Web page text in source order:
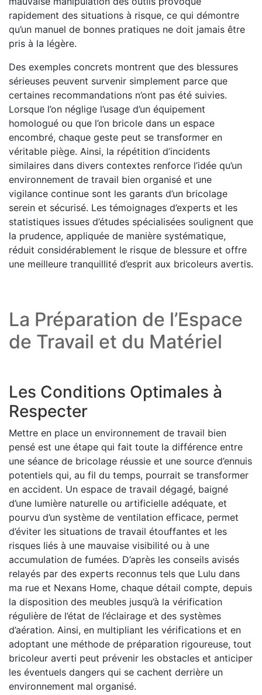
rapidement des situations à risque, ce qui démontre
qu’un manuel de bonnes pratiques ne doit jamais être
pris à la légère.
Des exemples concrets montrent que des blessures
sérieuses peuvent survenir simplement parce que
certaines recommandations n’ont pas été suivies.
Lorsque l’on néglige l’usage d’un équipement
homologué ou que l’on bricole dans un espace
encombré, chaque geste peut se transformer en
véritable piège. Ainsi, la répétition d’incidents
similaires dans divers contextes renforce l’idée qu’un
environnement de travail bien organisé et une
vigilance continue sont les garants d’un bricolage
serein et sécurisé. Les témoignages d’experts et les
statistiques issues d’études spécialisées soulignent que
la prudence, appliquée de manière systématique,
réduit considérablement le risque de blessure et offre
une meilleure tranquillité d’esprit aux bricoleurs avertis.
La Préparation de l’Espace
de Travail et du Matériel
Les Conditions Optimales à
Respecter
Mettre en place un environnement de travail bien
pensé est une étape qui fait toute la différence entre
une séance de bricolage réussie et une source d’ennuis
potentiels qui, au fil du temps, pourrait se transformer
en accident. Un espace de travail dégagé, baigné
d’une lumière naturelle ou artificielle adéquate, et
pourvu d’un système de ventilation efficace, permet
d’éviter les situations de travail étouffantes et les
risques liés à une mauvaise visibilité ou à une
accumulation de fumées. D’après les conseils avisés
relayés par des experts reconnus tels que Lulu dans
ma rue et Nexans Home, chaque détail compte, depuis
la disposition des meubles jusqu’à la vérification
régulière de l’état de l’éclairage et des systèmes
d’aération. Ainsi, en multipliant les vérifications et en
adoptant une méthode de préparation rigoureuse, tout
bricoleur averti peut prévenir les obstacles et anticiper
les éventuels dangers qui se cachent derrière un
environnement mal organisé.